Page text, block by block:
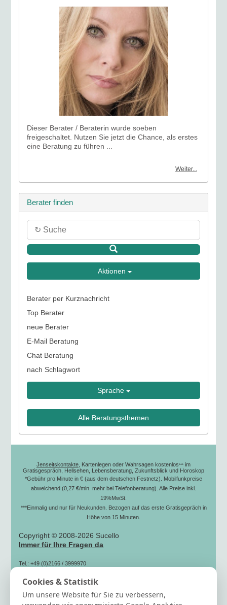
Dieser Berater / Beraterin wurde soeben
freigeschaltet. Nutzen Sie jetzt die Chance, als erstes
eine Beratung zu führen ...
Weiter...
Berater finden
Aktionen
Berater per Kurznachricht
Top Berater
neue Berater
E-Mail Beratung
Chat Beratung
nach Schlagwort
Sprache
Alle Beratungsthemen
Jenseitskontakte , Kartenlegen oder Wahrsagen kostenlos*** im
Gratisgespräch, Hellsehen, Lebensberatung, Zukunftsblick und Horoskop
*Gebühr pro Minute in € (aus dem deutschen Festnetz). Mobilfunkpreise
abweichend (0,27 €/min. mehr bei Telefonberatung). Alle Preise inkl.
19%MwSt.
***Einmalig und nur für Neukunden. Bezogen auf das erste Gratisgepräch in
Höhe von 15 Minuten.
Copyright © 2008-2026 Sucello
Immer für Ihre Fragen da
Tel.: +49 (0)2166 / 3999970
Fax: +49 (0)2166 / 3999979
Mail: info[@]sucello.de
Cookies & Statistik
Um unsere Website für Sie zu verbessern,